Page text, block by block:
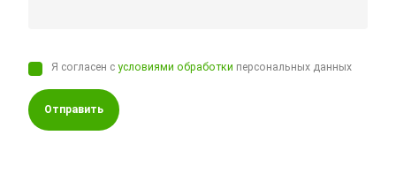
Я согласен сусловиями обработки персональных данных
Отправить